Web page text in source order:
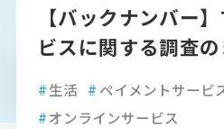
【バックナンバー
ビスに関する調査
#生活 # ペイメントサービ
#オンラインサービス